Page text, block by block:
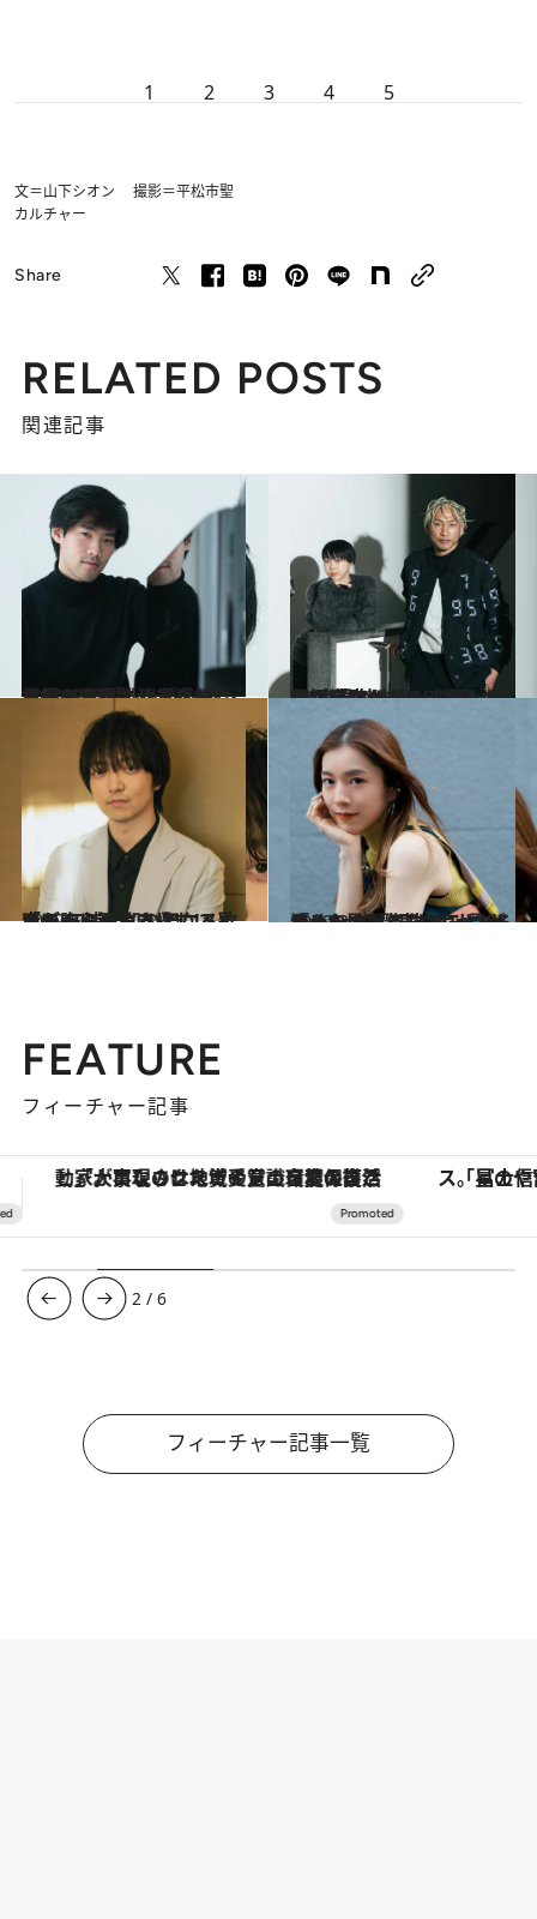
1 2 3 4 5
文＝山下シオン 撮影＝平松市聖
カルチャー
Share
RELATED POSTS
関連記事
2023.1.31
世界が注目するブルース・リウが ショパンコンクールで優勝して感じた 周囲の変化と演奏を続ける2つの理由
カルチャー 2022.12.29
新垣結衣がゆるく踊ったのが良かった？ 恋ダンスとパプリカダンス産みの親が 語る“ヒットの理由”は意外にも…
カルチャー
2022.10.21
赤ちゃんが泣き止む!? という 三浦大知の聖なる歌声が胸に沁みる アニメ「ぼくらのよあけ」
カルチャー 2022.2.5
「miletの歌声は力があるから」歌手になることを決めたのは 親友の一言がきっかけだった
カルチャー
FEATURE
フィーチャー記事
「星のや富士」でデジタルデトックス。冨士信仰の歴史を辿り、心身を調える。 ヴァシュロン・コンスタンタ
3 /6
フィーチャー記事一覧